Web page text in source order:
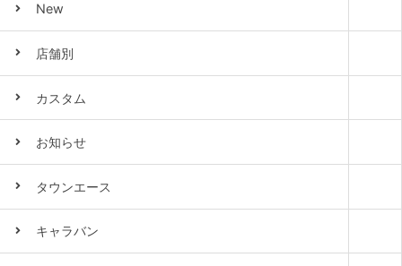
New
店舗別
カスタム
お知らせ
タウンエース
キャラバン